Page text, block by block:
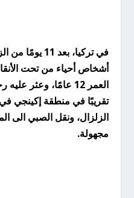
في تركيا، بعد
أشخاص أحياء من تحت
تقريبًا في منطقة إكينجي
الزلزال، ونقل الصبي الى
مجهولة.